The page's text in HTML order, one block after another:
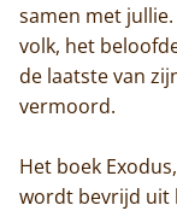
samen met
volk, het
de laatste van
vermoord.
Het boek
wordt bevrijd uit